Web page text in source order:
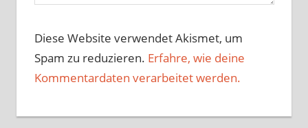
Diese Website verwendet Akismet, um
Spam zu reduzieren. Erfahre, wie deine
Kommentardaten verarbeitet werden.